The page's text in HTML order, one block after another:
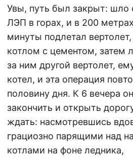
Увы, путь был закрыт: шло
ЛЭП в горах, и в 200
минуты подлетал
котлом с цементом, затем
за ним другой вертолет,
котел, и эта операция
половину дня. К 6 вечера
закончить и открыть
ждать: насмотревшись
грациозно парящими над
котлами на фоне ледника,